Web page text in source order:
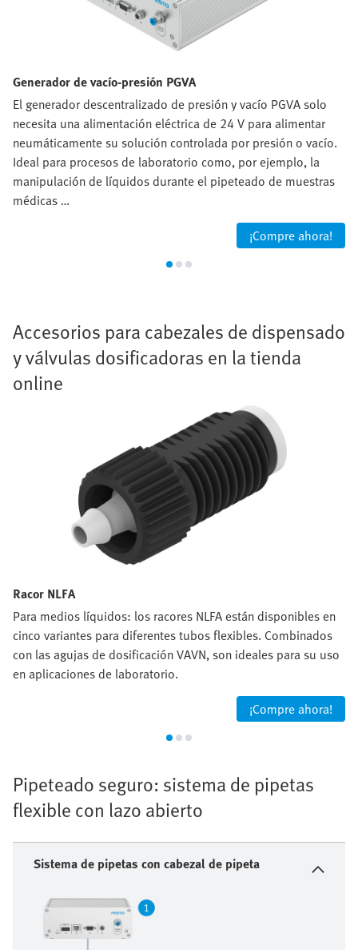
Generador de vacío-presión PGVA
El generador descentralizado de presión y vacío PGVA solo
necesita una alimentación eléctrica de 24 V para alimentar
neumáticamente su solución controlada por presión o vacío.
Ideal para procesos de laboratorio como, por ejemplo, la
manipulación de líquidos durante el pipeteado de muestras
médicas …
¡Compre ahora!
Accesorios para cabezales de dispensado
y válvulas dosificadoras en la tienda
online
Racor NLFA
Para medios líquidos: los racores NLFA están disponibles en
cinco variantes para diferentes tubos flexibles. Combinados
con las agujas de dosificación VAVN, son ideales para su uso
en aplicaciones de laboratorio.
¡Compre ahora!
Pipeteado seguro: sistema de pipetas
flexible con lazo abierto
Sistema de pipetas con cabezal de pipeta